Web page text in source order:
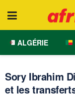
ALGÉRIE
Sory Ibrahim
et les